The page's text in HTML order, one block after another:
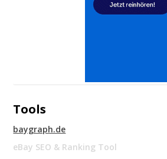
Tools
baygraph.de
eBay SEO & Ranking Tool